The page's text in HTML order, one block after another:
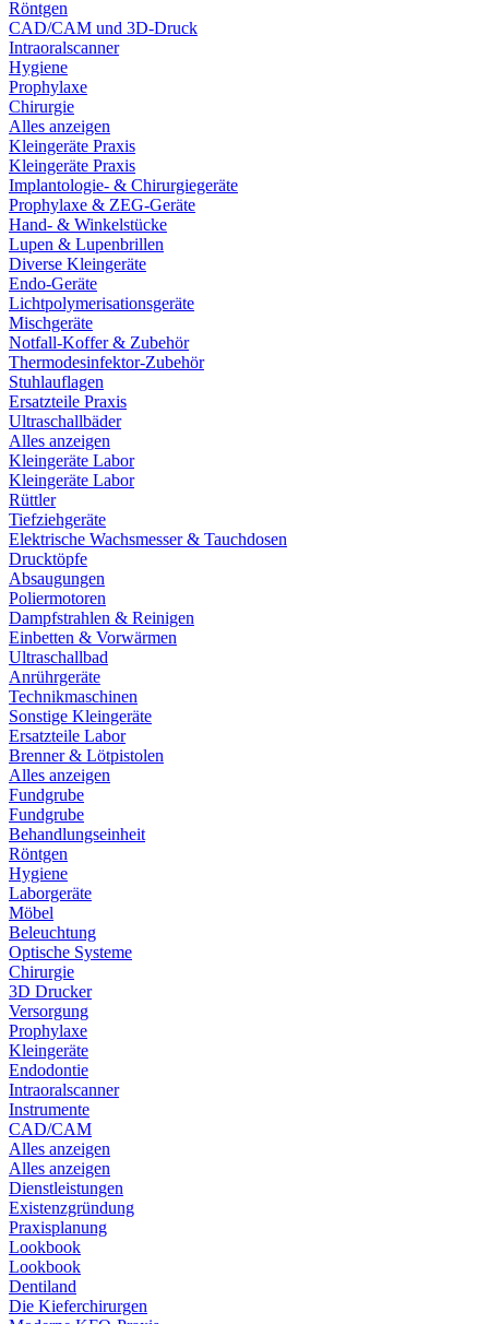
Röntgen
CAD/CAM und 3D-Druck
Intraoralscanner
Hygiene
Prophylaxe
Chirurgie
Alles anzeigen
Kleingeräte Praxis
Kleingeräte Praxis
Implantologie- & Chirurgiegeräte
Prophylaxe & ZEG-Geräte
Hand- & Winkelstücke
Lupen & Lupenbrillen
Diverse Kleingeräte
Endo-Geräte
Lichtpolymerisationsgeräte
Mischgeräte
Notfall-Koffer & Zubehör
Thermodesinfektor-Zubehör
Stuhlauflagen
Ersatzteile Praxis
Ultraschallbäder
Alles anzeigen
Kleingeräte Labor
Kleingeräte Labor
Rüttler
Tiefziehgeräte
Elektrische Wachsmesser & Tauchdosen
Drucktöpfe
Absaugungen
Poliermotoren
Dampfstrahlen & Reinigen
Einbetten & Vorwärmen
Ultraschallbad
Anrührgeräte
Technikmaschinen
Sonstige Kleingeräte
Ersatzteile Labor
Brenner & Lötpistolen
Alles anzeigen
Fundgrube
Fundgrube
Behandlungseinheit
Röntgen
Hygiene
Laborgeräte
Möbel
Beleuchtung
Optische Systeme
Chirurgie
3D Drucker
Versorgung
Prophylaxe
Kleingeräte
Endodontie
Intraoralscanner
Instrumente
CAD/CAM
Alles anzeigen
Alles anzeigen
Dienstleistungen
Existenzgründung
Praxisplanung
Lookbook
Lookbook
Dentiland
Die Kieferchirurgen